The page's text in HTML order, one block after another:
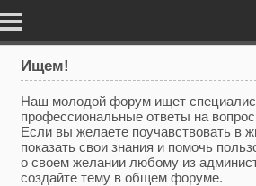
Ищем!
Наш молодой форум ищет
профессиональные ответы на
Если вы желаете поучавствовать в
показать свои знания и помочь
о своем желании любому из
создайте тему в общем форуме.